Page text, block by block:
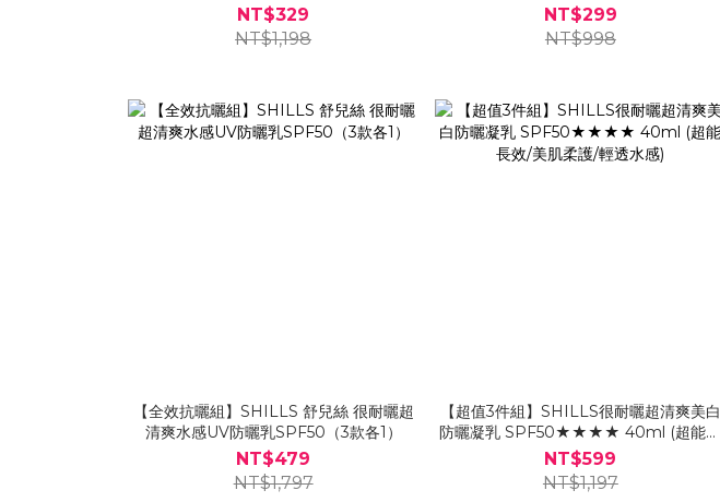
NT$329
NT$1,198
NT$299
NT$998
【全效抗曬組】SHILLS 舒兒絲 很耐曬超
清爽水感UV防曬乳SPF50（3款各1）
NT$479
NT$1,797
【超值3件組】SHILLS很耐曬超清爽美白
防曬凝乳 SPF50★★★★ 40ml (超能長
效/美肌柔護/輕透水感)
NT$599
NT$1,197